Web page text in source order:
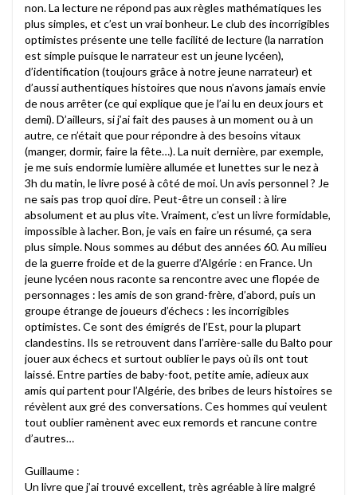
non. La lecture ne répond pas aux règles mathématiques les
plus simples, et c’est un vrai bonheur. Le club des incorrigibles
optimistes présente une telle facilité de lecture (la narration
est simple puisque le narrateur est un jeune lycéen),
d’identification (toujours grâce à notre jeune narrateur) et
d’aussi authentiques histoires que nous n’avons jamais envie
de nous arrêter (ce qui explique que je l’ai lu en deux jours et
demi). D’ailleurs, si j’ai fait des pauses à un moment ou à un
autre, ce n’était que pour répondre à des besoins vitaux
(manger, dormir, faire la fête…). La nuit dernière, par exemple,
je me suis endormie lumière allumée et lunettes sur le nez à
3h du matin, le livre posé à côté de moi. Un avis personnel ? Je
ne sais pas trop quoi dire. Peut-être un conseil : à lire
absolument et au plus vite. Vraiment, c’est un livre formidable,
impossible à lacher. Bon, je vais en faire un résumé, ça sera
plus simple. Nous sommes au début des années 60. Au milieu
de la guerre froide et de la guerre d’Algérie : en France. Un
jeune lycéen nous raconte sa rencontre avec une flopée de
personnages : les amis de son grand-frère, d’abord, puis un
groupe étrange de joueurs d’échecs : les incorrigibles
optimistes. Ce sont des émigrés de l’Est, pour la plupart
clandestins. Ils se retrouvent dans l’arrière-salle du Balto pour
jouer aux échecs et surtout oublier le pays où ils ont tout
laissé. Entre parties de baby-foot, petite amie, adieux aux
amis qui partent pour l’Algérie, des bribes de leurs histoires se
révèlent aux gré des conversations. Ces hommes qui veulent
tout oublier ramènent avec eux remords et rancune contre
d’autres…
Guillaume :
Un livre que j’ai trouvé excellent, très agréable à lire malgré